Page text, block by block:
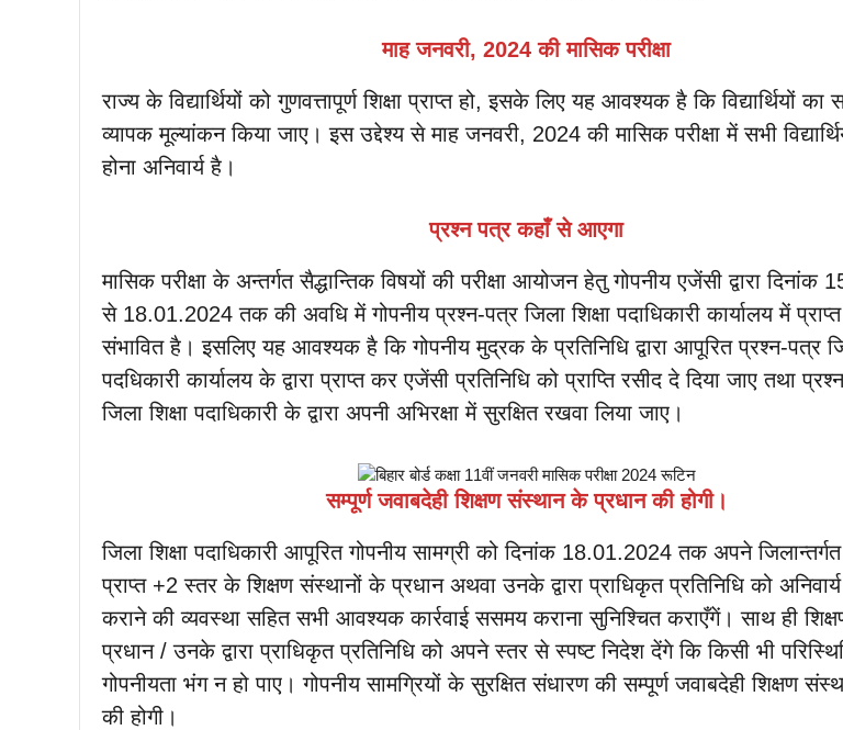
माह जनवरी, 2024 की मासिक परीक्षा
राज्य के विद्यार्थियों को गुणवत्तापूर्ण शिक्षा प्राप्त हो, इसके लिए यह आवश्यक है कि विद्यार्थियों का
व्यापक मूल्यांकन किया जाए। इस उद्देश्य से माह जनवरी, 2024 की मासिक परीक्षा में सभी
होना अनिवार्य है।
प्रश्न पत्र कहाँ से आएगा
मासिक परीक्षा के अन्तर्गत सैद्धान्तिक विषयों की परीक्षा आयोजन हेतु गोपनीय एजेंसी द्वारा
से 18.01.2024 तक की अवधि में गोपनीय प्रश्न-पत्र जिला शिक्षा पदाधिकारी कार्यालय में
संभावित है। इसलिए यह आवश्यक है कि गोपनीय मुद्रक के प्रतिनिधि द्वारा आपूरित प्रश्न-पत्र
पदधिकारी कार्यालय के द्वारा प्राप्त कर एजेंसी प्रतिनिधि को प्राप्ति रसीद दे दिया जाए तथा
जिला शिक्षा पदाधिकारी के द्वारा अपनी अभिरक्षा में सुरक्षित रखवा लिया जाए।
सम्पूर्ण जवाबदेही शिक्षण संस्थान के प्रधान की होगी।
जिला शिक्षा पदाधिकारी आपूरित गोपनीय सामग्री को दिनांक 18.01.2024 तक अपने जिलान्तर्गत
प्राप्त +2 स्तर के शिक्षण संस्थानों के प्रधान अथवा उनके द्वारा प्राधिकृत प्रतिनिधि को
कराने की व्यवस्था सहित सभी आवश्यक कार्रवाई ससमय कराना सुनिश्चित कराएँगें। साथ ही
प्रधान / उनके द्वारा प्राधिकृत प्रतिनिधि को अपने स्तर से स्पष्ट निदेश देंगे कि किसी भी
गोपनीयता भंग न हो पाए। गोपनीय सामग्रियों के सुरक्षित संधारण की सम्पूर्ण जवाबदेही शिक्षण
की होगी।